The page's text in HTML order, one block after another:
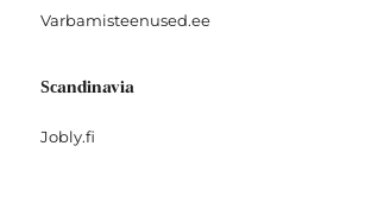
Varbamisteenused.ee
Scandinavia
Jobly.fi